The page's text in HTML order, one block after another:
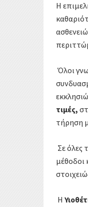
Η
Όλοι
τιμές,
τήρηση
Σε όλες
μέθοδοι
Η